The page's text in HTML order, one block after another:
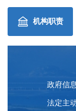
机构职责
政府信
法定主